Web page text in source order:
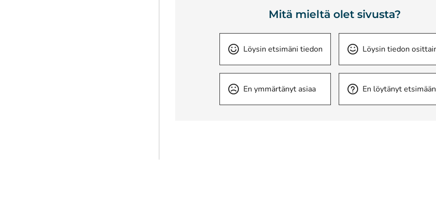
Mitä mieltä olet sivusta?
Löysin etsimäni tiedon Löysin tiedon
En ymmärtänyt asiaa En löytänyt